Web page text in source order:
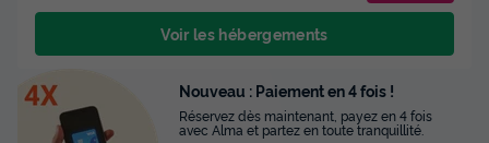
Voir les hébergements
Nouveau : Paiement en 4 fois !
Réservez dès maintenant, payez en 4 fois
avec Alma et partez en toute tranquillité.